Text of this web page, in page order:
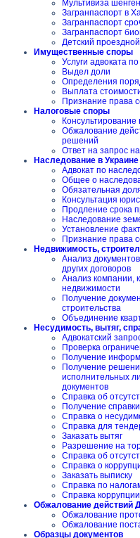
Мультивиза шенген
Загранпаспорт в
Загранпаспорт
Загранпаспорт
Детский
Имущественные споры
Услуги адвоката
Выдел доли
Определения
Выплата
Признание права
Налоговые споры
Консультирование
Обжалование
решений
Ответ на запрос
Наследование в Украине
Адвокат по
Общее о
Обязательная
Консультация
Продление срока
Наследование
Установление
Признание права
Недвижимость,
Анализ
других договоров
Анализ компании,
недвижимости
Получение
строительства
Объединение
Несудимость, вытяг,
Адвокатский
Проверка
Получение
Получение
исполнительных
документов
Справка об
Получение
Справка о
Справка для
Заказать вытяг
Разрешение на
Справка об
Справка о
Заказать выписку
Справка по
Справка
Обжалование действий
Обжалование
Обжалование
Образцы документов